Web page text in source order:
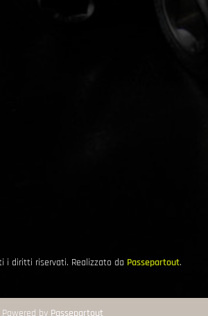
i diritti riservati. Realizzato da Passepartout.
Powered by Passepartout